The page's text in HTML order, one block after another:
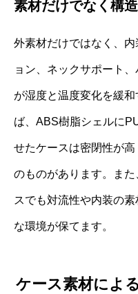
素材だけでなく構
外素材だけではなく、
ョン、ネックサポート
が湿度と温度変化を緩
ば、ABS樹脂シェルに
せたケースは密閉性が
のものがあります。ま
スでも対流性や内装の
な環境が保てます。
ケース素材によ